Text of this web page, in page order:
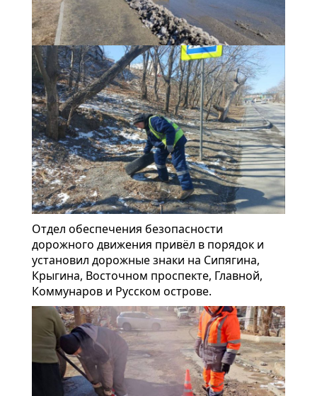
Отдел обеспечения безопасности
дорожного движения привёл в порядок и
установил дорожные знаки на Сипягина,
Крыгина, Восточном проспекте, Главной,
Коммунаров и Русском острове.